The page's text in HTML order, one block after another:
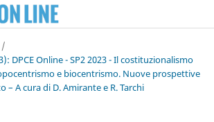
/
DPCE Online - SP2 2023 - Il costituzionalismo
e biocentrismo. Nuove prospettive
A cura di D. Amirante e R. Tarchi